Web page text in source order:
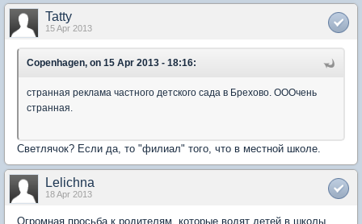
Tatty
15 Apr 2013
Copenhagen, on 15 Apr 2013 - 18:16:
странная реклама частного детского сада в Брехово. ОООчень
странная.
Светлячок? Если да, то "филиал" того, что в местной школе.
Lelichna
18 Apr 2013
Огромная просьба к родителям, которые водят детей в школы